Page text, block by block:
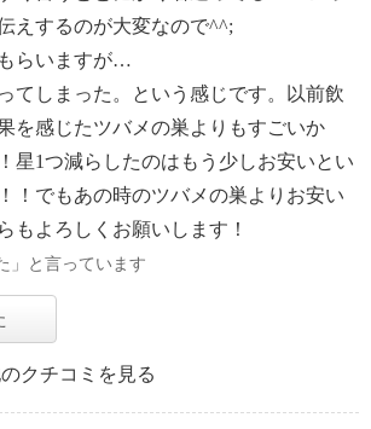
えするのが大変なので^^;
らいますが…
てしまった。という感じです。以前飲
を感じたツバメの巣よりもすごいか
星1つ減らしたのはもう少しお安いとい
！でもあの時のツバメの巣よりお安い
もよろしくお願いします！
」と言っています
クチコミを見る